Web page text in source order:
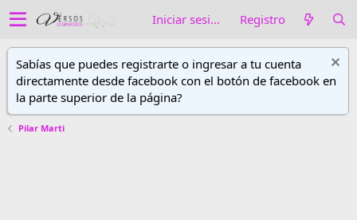
Iniciar sesión Registro
Sabías que puedes registrarte o ingresar a tu cuenta
directamente desde facebook con el botón de facebook en
la parte superior de la página?
Pilar Marti